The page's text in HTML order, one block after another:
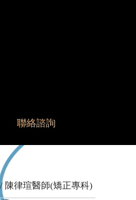
聯絡諮詢
陳律瑄醫師(矯正專科)